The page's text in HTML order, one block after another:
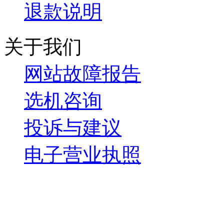
退款说明
关于我们
网站故障报告
选机咨询
投诉与建议
电子营业执照